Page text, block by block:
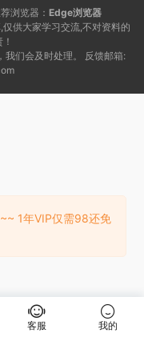
浏览器： Edge浏览器
供大家学习交流,不对资料的
我们会及时处理。 反馈邮箱:
客服 我的
1年VIP仅需98还免